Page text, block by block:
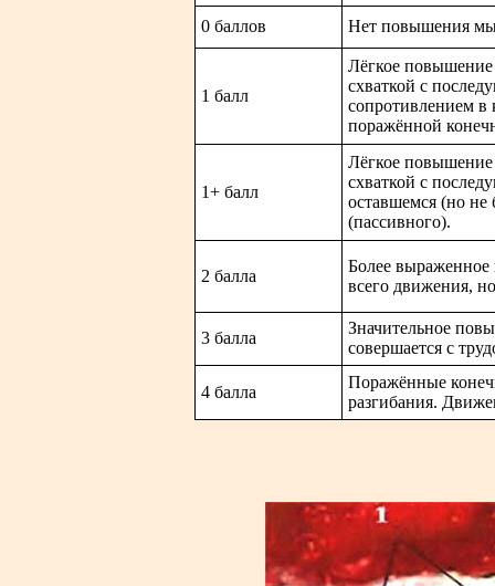
0 баллов Нет повышения
1 балл
Лёгкое
схваткой с
сопротивлением в
поражённой
1+ балл
Лёгкое
схваткой с
оставшемся (но
(пассивного).
2 балла
Более
всего движения,
3 балла
Значительное
совершается с
4 балла
Поражённые
разгибания.